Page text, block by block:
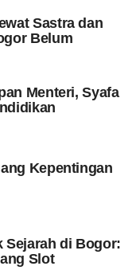
Sastra dan
Belum
Menteri, Syafa
Kepentingan
Sejarah di Bogor:
Slot